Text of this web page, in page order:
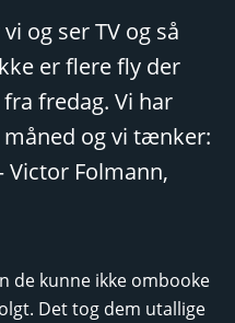
og ser TV og så
er flere fly der
fredag. Vi har
og vi tænker:
Victor Folmann,
de kunne ikke ombooke
Det tog dem utallige